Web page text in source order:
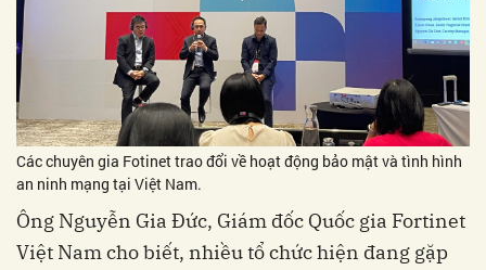
Các chuyên gia Fotinet trao đổi về hoạt động bảo mật và tình hình
an ninh mạng tại Việt Nam.
Ông Nguyễn Gia Đức, Giám đốc Quốc gia Fortinet
Việt Nam cho biết, nhiều tổ chức hiện đang gặp